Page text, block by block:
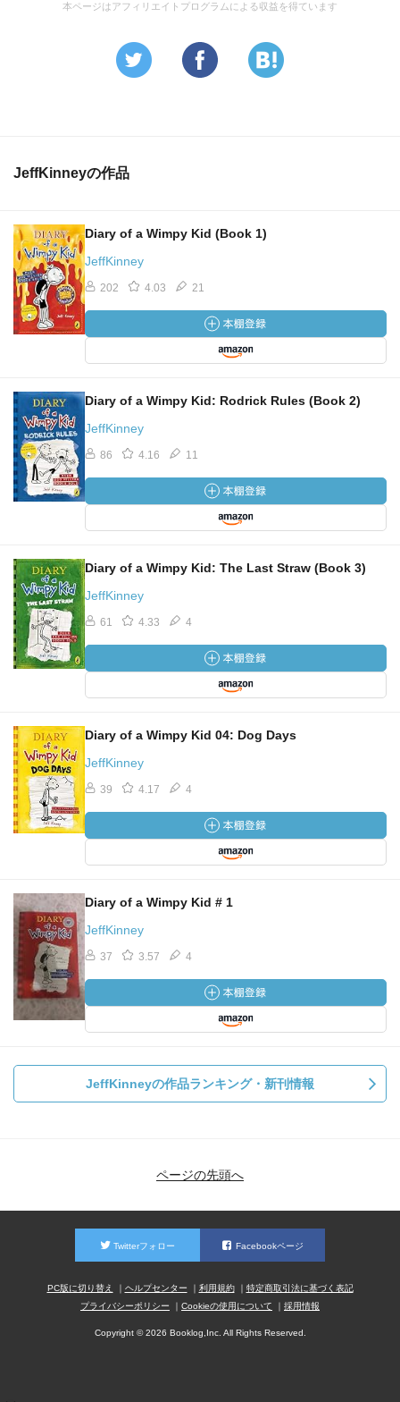
本ページはアフィリエイトプログラムによる収益を得ています
JeffKinneyの作品
Diary of a Wimpy Kid (Book 1)
JeffKinney
202 4.03 21
Diary of a Wimpy Kid: Rodrick Rules (Book 2)
JeffKinney
86 4.16 11
Diary of a Wimpy Kid: The Last Straw (Book 3)
JeffKinney
61 4.33 4
Diary of a Wimpy Kid 04: Dog Days
JeffKinney
39 4.17 4
Diary of a Wimpy Kid # 1
JeffKinney
37 3.57 4
JeffKinneyの作品ランキング・新刊情報
ページの先頭へ
Twitterフォロー Facebookページ
PC版に切り替え ヘルプセンター 利用規約
特定商取引法に基づく表記
プライバシーポリシー
Cookieの使用について 採用情報
Copyright © 2026 Booklog,Inc. All Rights Reserved.